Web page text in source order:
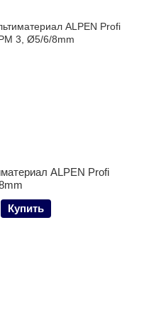
ALPEN Profi
Купить